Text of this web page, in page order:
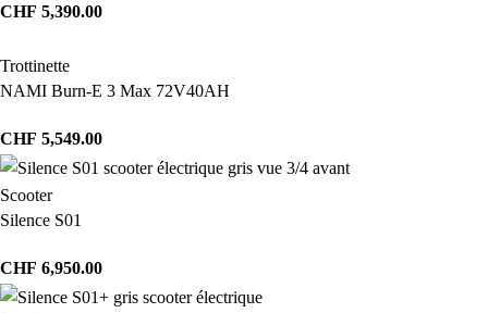
CHF 5,390.00
Trottinette
NAMI Burn-E 3 Max 72V40AH
CHF 5,549.00
Scooter
Silence S01
CHF 6,950.00